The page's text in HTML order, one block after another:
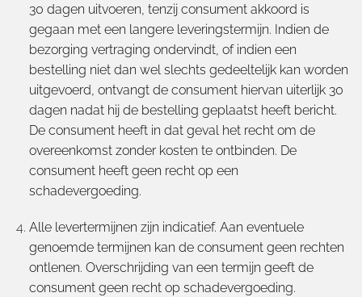
30 dagen uitvoeren, tenzij consument akkoord is
gegaan met een langere leveringstermijn. Indien de
bezorging vertraging ondervindt, of indien een
bestelling niet dan wel slechts gedeeltelijk kan worden
uitgevoerd, ontvangt de consument hiervan uiterlijk 30
dagen nadat hij de bestelling geplaatst heeft bericht.
De consument heeft in dat geval het recht om de
overeenkomst zonder kosten te ontbinden. De
consument heeft geen recht op een
schadevergoeding.
Alle levertermijnen zijn indicatief. Aan eventuele
genoemde termijnen kan de consument geen rechten
ontlenen. Overschrijding van een termijn geeft de
consument geen recht op schadevergoeding.